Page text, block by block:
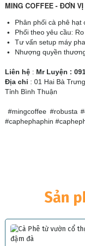
MING COFFEE - ĐƠN
Phân phối cà phê hạt
Phối theo yêu cầu:
Tư vấn setup máy pha .
Nhượng quyền thương
Liên hệ : Mr Luyện :
Địa chỉ : 01 Hai Bà
Tỉnh Bình Thuận
#mingcoffee #robusta
#caphephaphin
Sản